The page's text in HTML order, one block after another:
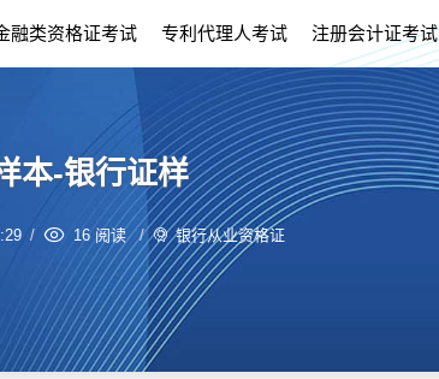
融类资格证考试 专利代理人考试 注册会计证考试
本-银行证样
16 阅读 银行从业资格证